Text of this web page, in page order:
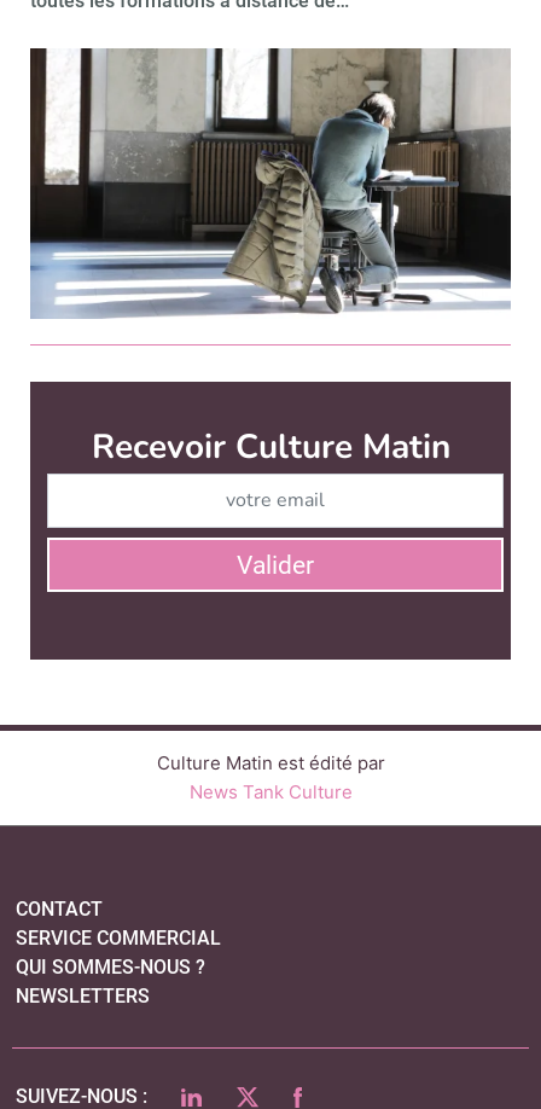
Culture Matin est édité par
News Tank Culture
QUI SOMMES-NOUS ?
LINKEDINTWITTERFACEBOOK
PLAN DU SITE
MENTIONS LÉGALES
POLITIQUE DE CONFIDENTIALITÉ
COOKIES